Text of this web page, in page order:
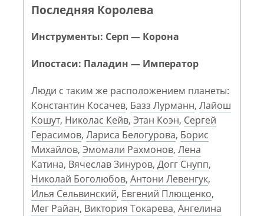
Последняя Королева
Инструменты: Серп — Корона
Ипостаси: Паладин — Император
Люди с таким же расположением планеты:
Константин Косачев, Базз Лурманн, Лайош
Кошут, Николас Кейв, Этан Коэн, Сергей
Герасимов, Лариса Белогурова, Борис
Михайлов, Эмомали Рахмонов, Лена
Катина, Вячеслав Зинуров, Догг Снупп,
Николай Боголюбов, Антони Левенгук,
Илья Сельвинский, Евгений Плющенко,
Мег Райан, Виктория Токарева, Ангелина